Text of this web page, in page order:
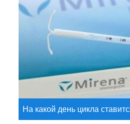
На какой день цикла